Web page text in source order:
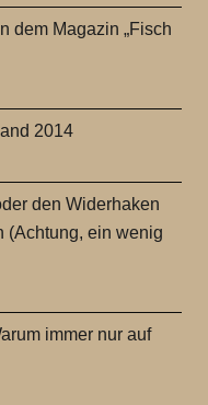
dem Magazin „Fisch
2014
den Widerhaken
(Achtung, ein wenig
immer nur auf